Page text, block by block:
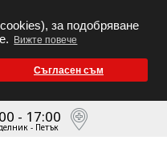
за подобряване
Вижте повече
Съгласен съм
- 17:00
- Петък